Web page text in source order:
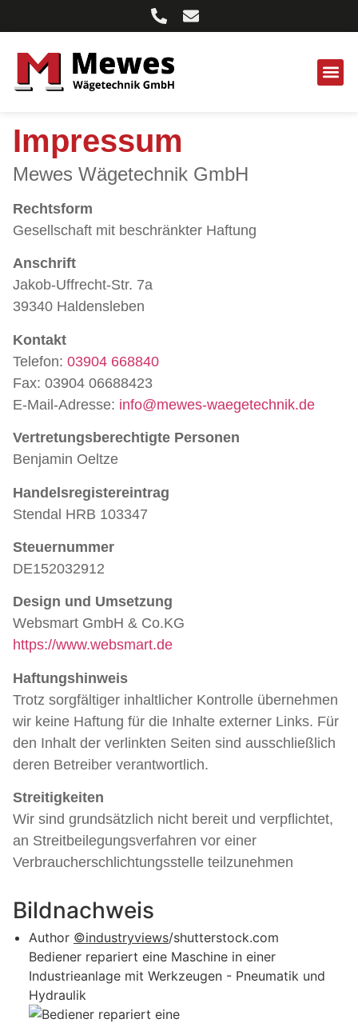
Impressum
Mewes Wägetechnik GmbH
Rechtsform
Gesellschaft mit beschränkter Haftung
Anschrift
Jakob-Uffrecht-Str. 7a
39340 Haldensleben
Kontakt
Telefon: 03904 668840
Fax: 03904 06688423
E-Mail-Adresse: info@mewes-waegetechnik.de
Vertretungsberechtigte Personen
Benjamin Oeltze
Handelsregistereintrag
Stendal HRB 103347
Steuernummer
DE152032912
Design und Umsetzung
Websmart GmbH & Co.KG
https://www.websmart.de
Haftungshinweis
Trotz sorgfältiger inhaltlicher Kontrolle übernehmen
wir keine Haftung für die Inhalte externer Links. Für
den Inhalt der verlinkten Seiten sind ausschließlich
deren Betreiber verantwortlich.
Streitigkeiten
Wir sind grundsätzlich nicht bereit und verpflichtet,
an Streitbeilegungsverfahren vor einer
Verbraucherschlichtungsstelle teilzunehmen
Bildnachweis
Author ©industryviews/shutterstock.com
Bediener repariert eine Maschine in einer
Industrieanlage mit Werkzeugen - Pneumatik und
Hydraulik